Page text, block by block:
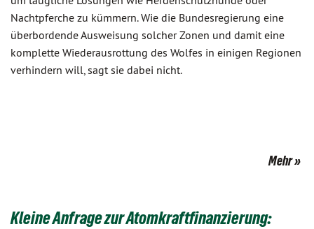
Nachtpferche zu kümmern. Wie die Bundesregierung eine
überbordende Ausweisung solcher Zonen und damit eine
komplette Wiederausrottung des Wolfes in einigen Regionen
verhindern will, sagt sie dabei nicht.
Mehr
Kleine Anfrage zur Atomkraftfinanzierung: